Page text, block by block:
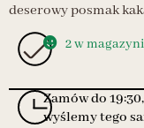
deserowy posmak
2 w
Zamów do
wyślemy tego